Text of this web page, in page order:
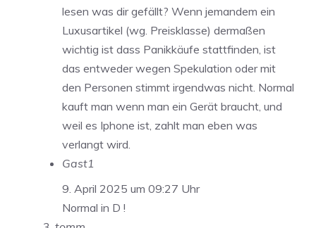
lesen was dir gefällt? Wenn jemandem ein
Luxusartikel (wg. Preisklasse) dermaßen
wichtig ist dass Panikkäufe stattfinden, ist
das entweder wegen Spekulation oder mit
den Personen stimmt irgendwas nicht. Normal
kauft man wenn man ein Gerät braucht, und
weil es Iphone ist, zahlt man eben was
verlangt wird.
Gast1
9. April 2025 um 09:27 Uhr
Normal in D !